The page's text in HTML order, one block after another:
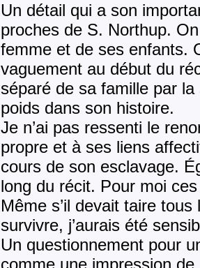
Un détail qui a son
proches de S. Northup.
femme et de ses enfants.
vaguement au début du
séparé de sa famille par
poids dans son histoire.
Je n’ai pas ressenti le
propre et à ses liens
cours de son esclavage.
long du récit. Pour moi
Même s’il devait taire
survivre, j’aurais été
Un questionnement pour
comme une impression